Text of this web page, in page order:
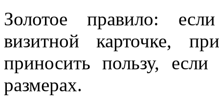
Золотое правило:
визитной карточке,
приносить пользу,
размерах.